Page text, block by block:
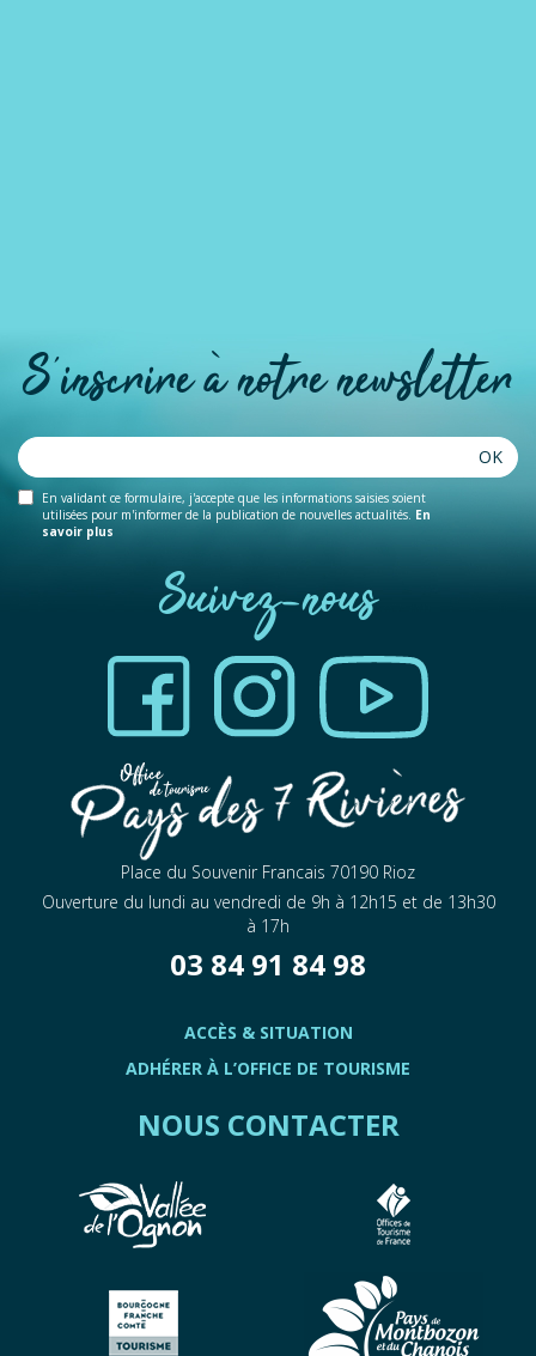
Bistrot Louis
CENANS
Cantine associative
BEAUMOTTE-AUBERTANS
S'inscrire à notre newsletter
En validant ce formulaire, j'accepte que les informations saisies soient
utilisées pour m'informer de la publication de nouvelles actualités. En
savoir plus
OK
Suivez-nous
Place du Souvenir Francais 70190 Rioz
Ouverture du lundi au vendredi de 9h à 12h15 et de 13h30
à 17h
03 84 91 84 98
ACCÈS & SITUATION
ADHÉRER À L’OFFICE DE TOURISME
NOUS CONTACTER